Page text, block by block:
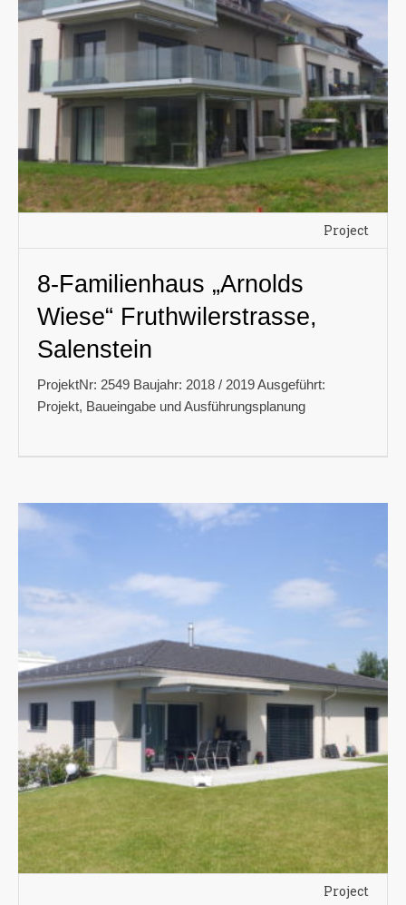
Project
8-Familienhaus „Arnolds
Wiese“ Fruthwilerstrasse,
Salenstein
ProjektNr: 2549 Baujahr: 2018 / 2019 Ausgeführt:
Projekt, Baueingabe und Ausführungsplanung
Project